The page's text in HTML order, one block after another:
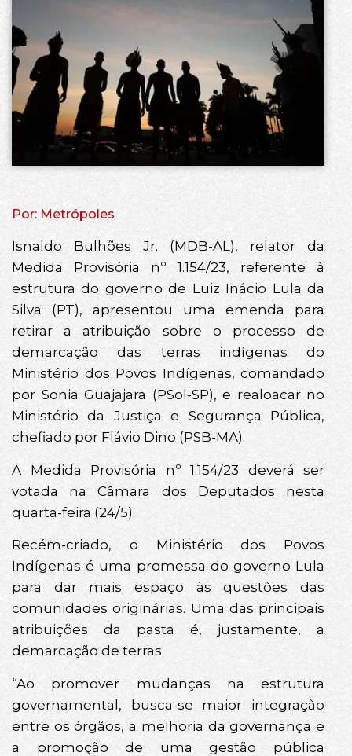
Por: Metrópoles
Isnaldo Bulhões Jr. (MDB-AL), relator da
Medida Provisória nº 1.154/23, referente à
estrutura do governo de Luiz Inácio Lula da
Silva (PT), apresentou uma emenda para
retirar a atribuição sobre o processo de
demarcação das terras indígenas do
Ministério dos Povos Indígenas, comandado
por Sonia Guajajara (PSol-SP), e realoacar no
Ministério da Justiça e Segurança Pública,
chefiado por Flávio Dino (PSB-MA).
A Medida Provisória nº 1.154/23 deverá ser
votada na Câmara dos Deputados nesta
quarta-feira (24/5).
Recém-criado, o Ministério dos Povos
Indígenas é uma promessa do governo Lula
para dar mais espaço às questões das
comunidades originárias. Uma das principais
atribuições da pasta é, justamente, a
demarcação de terras.
“Ao promover mudanças na estrutura
governamental, busca-se maior integração
entre os órgãos, a melhoria da governança e
a promoção de uma gestão pública